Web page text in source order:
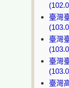
臺灣
臺灣
臺灣
臺灣